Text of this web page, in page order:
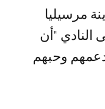
مرسيليا
النادي "أن
دعمهم وحبهم